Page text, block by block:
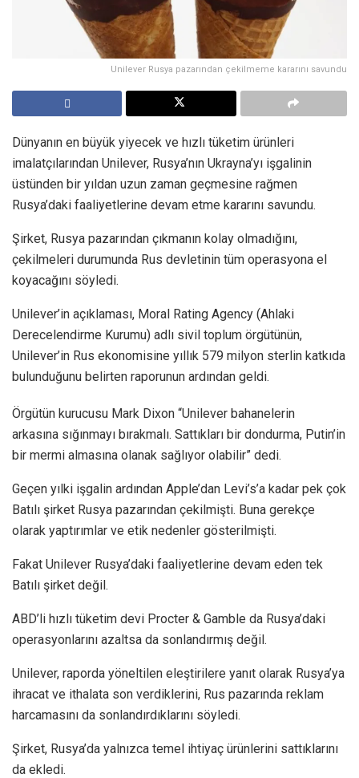
Unilever Rusya pazarından çekilmeme kararını savundu
Dünyanın en büyük yiyecek ve hızlı tüketim ürünleri
imalatçılarından Unilever, Rusya’nın Ukrayna’yı işgalinin
üstünden bir yıldan uzun zaman geçmesine rağmen
Rusya’daki faaliyetlerine devam etme kararını savundu.
Şirket, Rusya pazarından çıkmanın kolay olmadığını,
çekilmeleri durumunda Rus devletinin tüm operasyona el
koyacağını söyledi.
Unilever’in açıklaması, Moral Rating Agency (Ahlaki
Derecelendirme Kurumu) adlı sivil toplum örgütünün,
Unilever’in Rus ekonomisine yıllık 579 milyon sterlin katkıda
bulunduğunu belirten raporunun ardından geldi.
Örgütün kurucusu Mark Dixon “Unilever bahanelerin
arkasına sığınmayı bırakmalı. Sattıkları bir dondurma, Putin’in
bir mermi almasına olanak sağlıyor olabilir” dedi.
Geçen yılki işgalin ardından Apple’dan Levi’s’a kadar pek çok
Batılı şirket Rusya pazarından çekilmişti. Buna gerekçe
olarak yaptırımlar ve etik nedenler gösterilmişti.
Fakat Unilever Rusya’daki faaliyetlerine devam eden tek
Batılı şirket değil.
ABD’li hızlı tüketim devi Procter & Gamble da Rusya’daki
operasyonlarını azaltsa da sonlandırmış değil.
Unilever, raporda yöneltilen eleştirilere yanıt olarak Rusya’ya
ihracat ve ithalata son verdiklerini, Rus pazarında reklam
harcamasını da sonlandırdıklarını söyledi.
Şirket, Rusya’da yalnızca temel ihtiyaç ürünlerini sattıklarını
da ekledi.